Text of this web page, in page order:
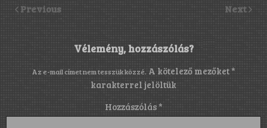
Previous Next
Vélemény, hozzászólás?
Az e-mail címet nem tesszük közzé. A kötelező mezőket *
karakterrel jelöltük
Hozzászólás*